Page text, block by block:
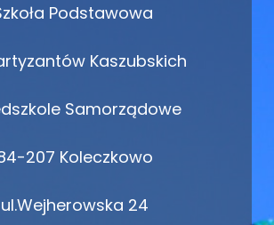
Podstawowa
Kaszubskich
Samorządowe
207 Koleczkowo
ul.Wejherowska 24